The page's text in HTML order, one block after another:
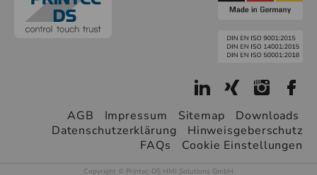
AGB Impressum Sitemap
Downloads
Datenschutzerklärung
Hinweisgeberschutz
FAQs
Cookie Einstellungen
Copyright © Printec-DS HMI Solutions GmbH